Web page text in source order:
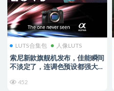
LUTS合集包 人像LUTS
索尼新款旗舰机发布，佳能瞬间
不淡定了，连调色预设都强大到
452